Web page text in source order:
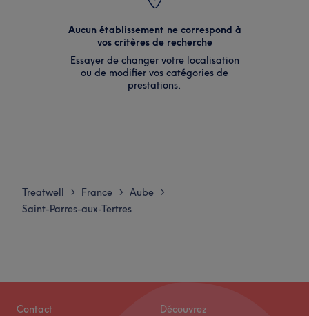
Aucun établissement ne correspond à
vos critères de recherche
Essayer de changer votre localisation
ou de modifier vos catégories de
prestations.
Treatwell > France > Aube >
Saint-Parres-aux-Tertres
Contact Découvrez